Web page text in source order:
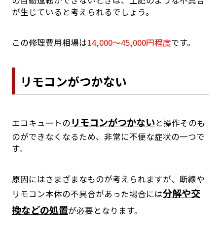
が生じていると考えられるでしょう。
この修理費用相場は14,000～45,000円程度です。
リモコンがつかない
エコキュートの リモコンがつかないと操作そのも
のができなくなるため、非常に不便な症状の一つで
す。
原因にはさまざまなものが考えられますが、断線や
リモコン本体の不具合があった場合には分解や交
換などの処置が必要となります。